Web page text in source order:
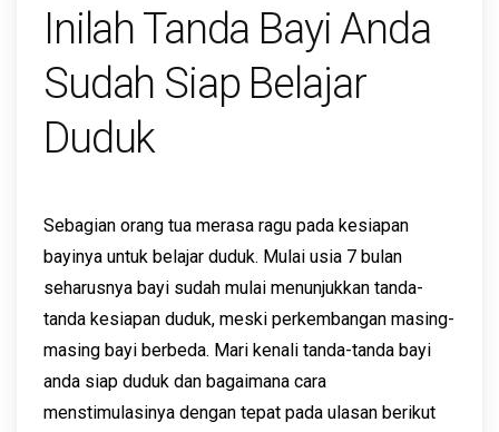
Inilah Tanda Bayi Anda
Sudah Siap Belajar
Duduk
Sebagian orang tua merasa ragu pada kesiapan
bayinya untuk belajar duduk. Mulai usia 7 bulan
seharusnya bayi sudah mulai menunjukkan tanda-
tanda kesiapan duduk, meski perkembangan masing-
masing bayi berbeda. Mari kenali tanda-tanda bayi
anda siap duduk dan bagaimana cara
menstimulasinya dengan tepat pada ulasan berikut